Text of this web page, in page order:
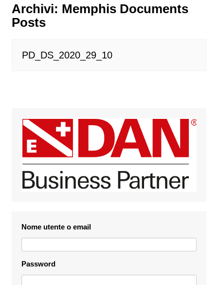
Archivi: Memphis Documents
Posts
PD_DS_2020_29_10
Nome utente o email
Password